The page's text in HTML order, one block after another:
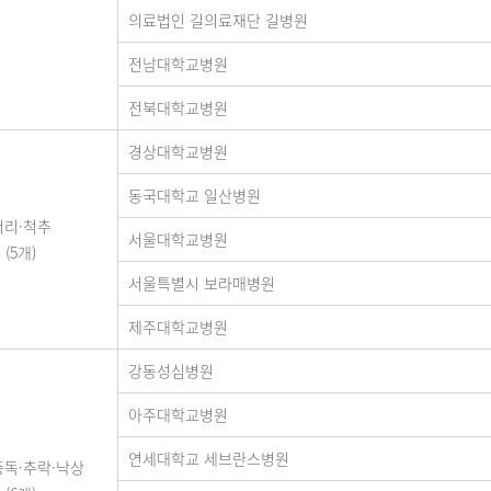
의료법인 길의료재단 길병원
전남대학교병원
전북대학교병원
·척추
(5개)
경상대학교병원
동국대학교 일산병원
서울대학교병원
서울특별시 보라매병원
제주대학교병원
·추락·낙상
강동성심병원
아주대학교병원
연세대학교 세브란스병원